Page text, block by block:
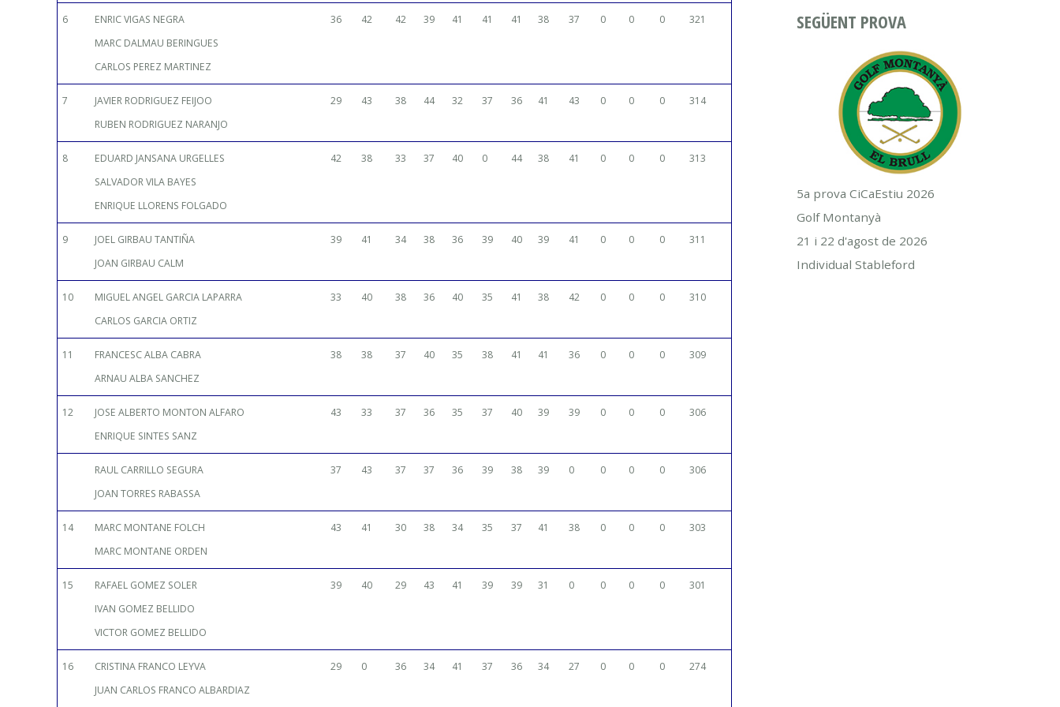
6
ENRIC VIGAS NEGRA
MARC DALMAU BERINGUES
CARLOS PEREZ MARTINEZ
36 42 42 39 41 41 41 38 37 0 0 0 321
7
JAVIER RODRIGUEZ FEIJOO
RUBEN RODRIGUEZ NARANJO
29 43 38 44 32 37 36 41 43 0 0 0 314
8
EDUARD JANSANA URGELLES
SALVADOR VILA BAYES
ENRIQUE LLORENS FOLGADO
42 38 33 37 40 0 44 38 41 0 0 0 313
9
JOEL GIRBAU TANTIÑA
JOAN GIRBAU CALM
39 41 34 38 36 39 40 39 41 0 0 0 311
10
MIGUEL ANGEL GARCIA LAPARRA
CARLOS GARCIA ORTIZ
33 40 38 36 40 35 41 38 42 0 0 0 310
11
FRANCESC ALBA CABRA
ARNAU ALBA SANCHEZ
38 38 37 40 35 38 41 41 36 0 0 0 309
12
JOSE ALBERTO MONTON ALFARO
ENRIQUE SINTES SANZ
43 33 37 36 35 37 40 39 39 0 0 0 306
RAUL CARRILLO SEGURA
JOAN TORRES RABASSA
37 43 37 37 36 39 38 39 0 0 0 0 306
14
MARC MONTANE FOLCH
MARC MONTANE ORDEN
43 41 30 38 34 35 37 41 38 0 0 0 303
15
RAFAEL GOMEZ SOLER
IVAN GOMEZ BELLIDO
VICTOR GOMEZ BELLIDO
39 40 29 43 41 39 39 31 0 0 0 0 301
16
CRISTINA FRANCO LEYVA
JUAN CARLOS FRANCO ALBARDIAZ
29 0 36 34 41 37 36 34 27 0 0 0 274
SEGÜENT PROVA
5a prova CiCaEstiu 2026
Golf Montanyà
21 i 22 d'agost de 2026
Individual Stableford